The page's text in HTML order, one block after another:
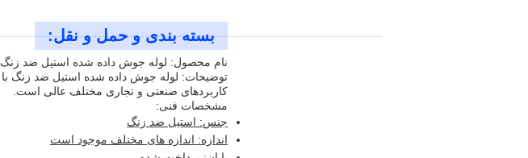
بسته بندی و حمل و نقل:
نام محصول: لوله جوش داده شده استیل ضد زنگ
توضیحات: لوله جوش داده شده استیل ضد زنگ
کاربردهای صنعتی و تجاری مختلف عالی است.
مشخصات فنی:
جنس: استیل ضد زنگ
اندازه: اندازه های مختلف موجود است